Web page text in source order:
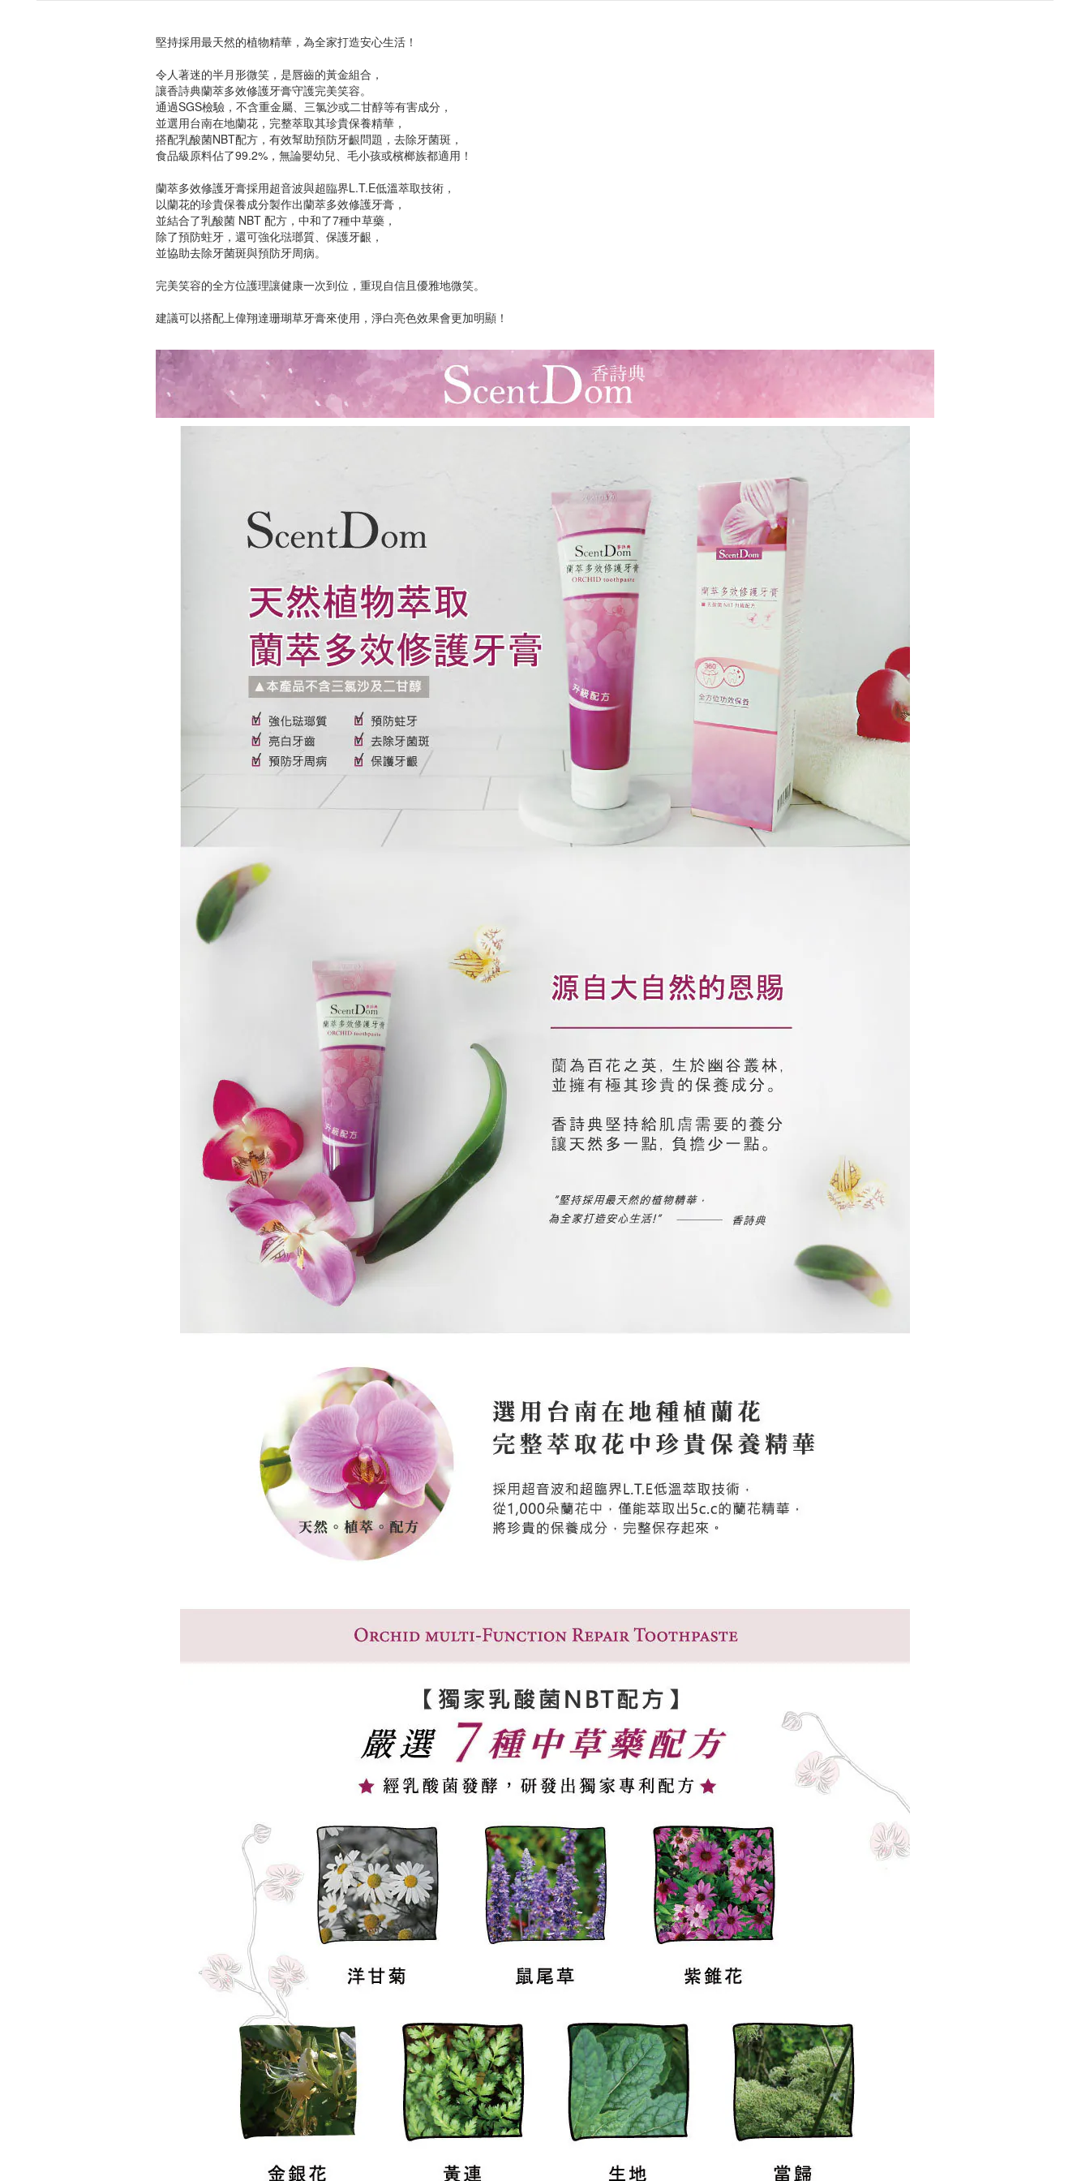
堅持採用最天然的植物精華，為全家打造安心生活！
令人著迷的半月形微笑，是唇齒的黃金組合，
讓香詩典蘭萃多效修護牙膏守護完美笑容。
通過SGS檢驗，不含重金屬、三氯沙或二甘醇等有害成分，
並選用台南在地蘭花，完整萃取其珍貴保養精華，
搭配乳酸菌NBT配方，有效幫助預防牙齦問題，去除牙菌斑，
食品級原料佔了99.2%，無論嬰幼兒、毛小孩或檳榔族都適用！
蘭萃多效修護牙膏採用超音波與超臨界L.T.E低溫萃取技術，
以蘭花的珍貴保養成分製作出蘭萃多效修護牙膏，
並結合了乳酸菌 NBT 配方，中和了7種中草藥，
除了預防蛀牙，還可強化琺瑯質、保護牙齦，
並協助去除牙菌斑與預防牙周病。
完美笑容的全方位護理讓健康一次到位，重現自信且優雅地微笑。
建議可以搭配上偉翔達珊瑚草牙膏來使用，淨白亮色效果會更加明顯！